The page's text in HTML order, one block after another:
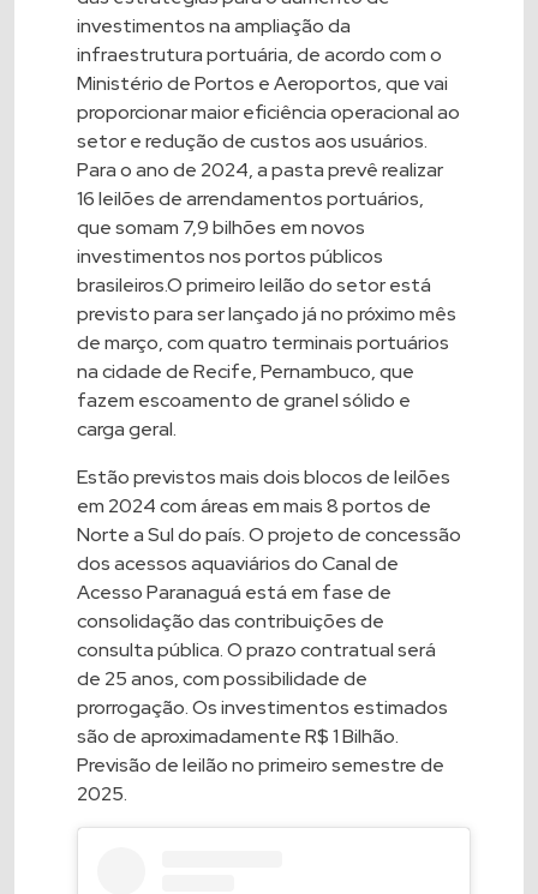
investimentos na ampliação da
infraestrutura portuária, de acordo com o
Ministério de Portos e Aeroportos, que vai
proporcionar maior eficiência operacional ao
setor e redução de custos aos usuários.
Para o ano de 2024, a pasta prevê realizar
16 leilões de arrendamentos portuários,
que somam 7,9 bilhões em novos
investimentos nos portos públicos
brasileiros.O primeiro leilão do setor está
previsto para ser lançado já no próximo mês
de março, com quatro terminais portuários
na cidade de Recife, Pernambuco, que
fazem escoamento de granel sólido e
carga geral.
Estão previstos mais dois blocos de leilões
em 2024 com áreas em mais 8 portos de
Norte a Sul do país. O projeto de concessão
dos acessos aquaviários do Canal de
Acesso Paranaguá está em fase de
consolidação das contribuições de
consulta pública. O prazo contratual será
de 25 anos, com possibilidade de
prorrogação. Os investimentos estimados
são de aproximadamente R$ 1 Bilhão.
Previsão de leilão no primeiro semestre de
2025.